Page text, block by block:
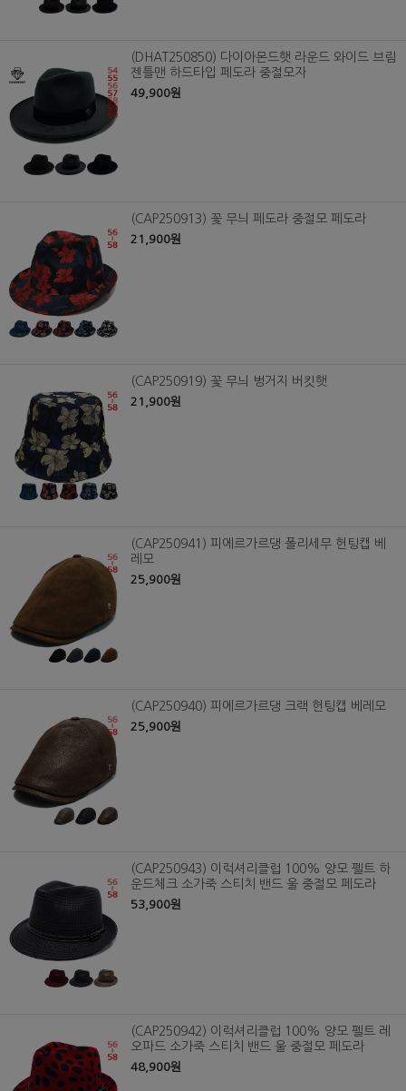
(DHAT250850) 다이아몬드햇 라운드 와이드 브림
젠틀맨 하드타입 페도라 중절모자
49,900원
(CAP250913) 꽃 무늬 페도라 중절모 페도라
21,900원
(CAP250919) 꽃 무늬 벙거지 버킷햇
21,900원
(CAP250941) 피에르가르댕 폴리세무 헌팅캡 베
레모
25,900원
(CAP250940) 피에르가르댕 크랙 헌팅캡 베레모
25,900원
(CAP250943) 이럭셔리클럽 100% 양모 펠트 하
운드체크 소가죽 스티치 밴드 울 중절모 페도라
53,900원
(CAP250942) 이럭셔리클럽 100% 양모 펠트 레
오파드 소가죽 스티치 밴드 울 중절모 페도라
48,900원